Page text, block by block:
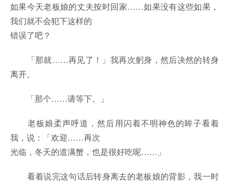
如果今天老板娘的丈夫按时回家……如果没有这些如果，
我们就不会犯下这样的
错误了吧？
「那就……再见了！」我再次躬身，然后决然的转身
离开。
「那个……请等下。」
老板娘柔声呼道，然后用闪着不明神色的眸子看着
我，说：「欢迎……再次
光临，冬天的道满蟹，也是很好吃呢……」
看着说完这句话后转身离去的老板娘的背影，我一时